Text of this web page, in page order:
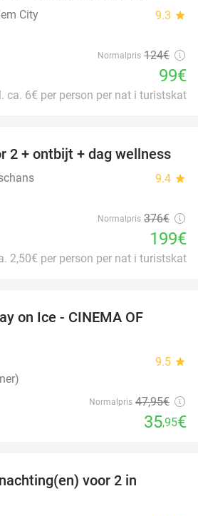
City 9.3 star
Normalpris 124€
99€
ca. 6€ per person per nat i turistskat
47%
2 + ontbijt + dag wellness
9.4 star
Normalpris 376€
199€
2,50€ per person per nat i turistskat
on Ice - CINEMA OF
9.5 star
Normalpris 47,95€
35,95€
voor 2 in